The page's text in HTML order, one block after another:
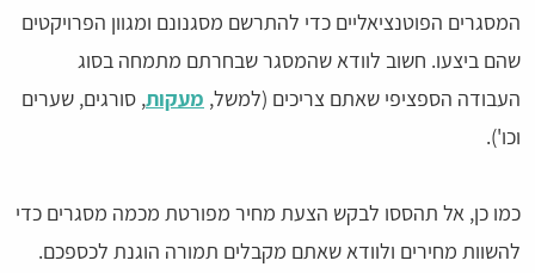
המסגרים הפוטנציאליים כדי להתרשם מסגנונם ומגוון הפרויקטים
שהם ביצעו. חשוב לוודא שהמסגר שבחרתם מתמחה בסוג
העבודה הספציפי שאתם צריכים (למשל, מעקות, סורגים, שערים
וכו').
כמו כן, אל תהססו לבקש הצעת מחיר מפורטת מכמה מסגרים כדי
להשוות מחירים ולוודא שאתם מקבלים תמורה הוגנת לכספכם.